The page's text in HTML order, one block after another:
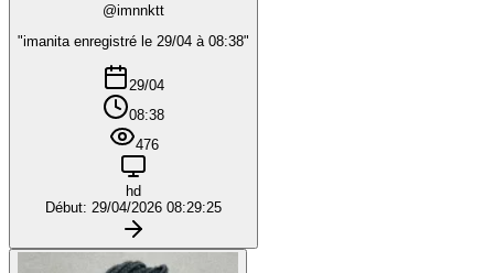
@imnnktt
"imanita enregistré le 29/04 à 08:38"
29/04
08:38
476
hd
Début: 29/04/2026 08:29:25